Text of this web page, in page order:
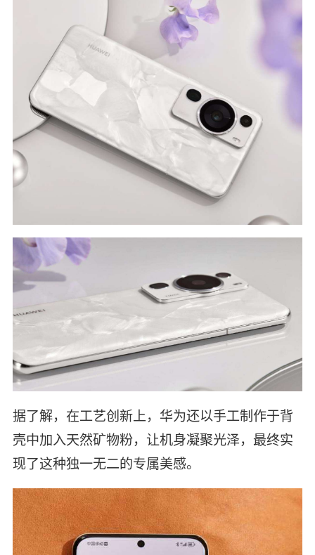
据了解，在工艺创新上，华为还以手工制作于背
壳中加入天然矿物粉，让机身凝聚光泽，最终实
现了这种独一无二的专属美感。